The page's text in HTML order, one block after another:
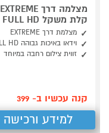
מצלמה דרך EXTREME
קלת משקל FULL HD
מצלמת דרך EXTREME
וידאו באיכות גבוהה FULL HD
זווית צילום רחבה במיוחד
קנה עכשיו ב- 399
למידע ורכישה